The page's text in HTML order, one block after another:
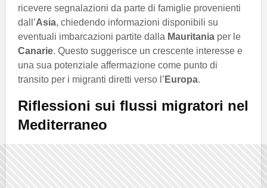
ricevere segnalazioni da parte di famiglie provenienti
dall’Asia, chiedendo informazioni disponibili su
eventuali imbarcazioni partite dalla Mauritania per le
Canarie. Questo suggerisce un crescente interesse e
una sua potenziale affermazione come punto di
transito per i migranti diretti verso l’ Europa.
Riflessioni sui flussi migratori nel
Mediterraneo